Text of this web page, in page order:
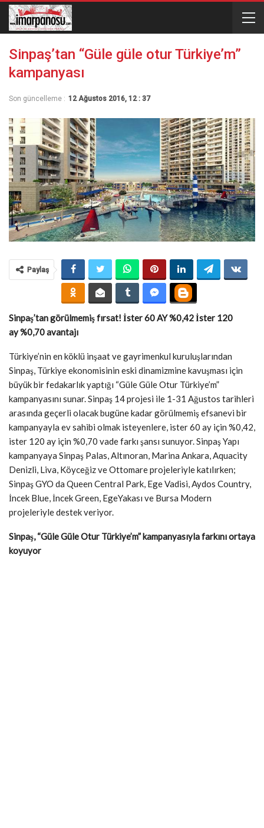
Sinpaş’tan “Güle güle otur Türkiye’m”
kampanyası
Son güncelleme : 12 Ağustos 2016, 12 : 37
Paylaş
Sinpaş’tan görülmemiş fırsat! İster 60 AY %0,42 İster 120
ay %0,70 avantajı
Türkiye’nin en köklü inşaat ve gayrimenkul kuruluşlarından
Sinpaş, Türkiye ekonomisinin eski dinamizmine kavuşması için
büyük bir fedakarlık yaptığı “Güle Güle Otur Türkiye’m”
kampanyasını sunar. Sinpaş 14 projesi ile 1-31 Ağustos tarihleri
arasında geçerli olacak bugüne kadar görülmemiş efsanevi bir
kampanyayla ev sahibi olmak isteyenlere, ister 60 ay için %0,42,
ister 120 ay için %0,70 vade farkı şansı sunuyor. Sinpaş Yapı
kampanyaya Sinpaş Palas, Altınoran, Marina Ankara, Aquacity
Denizli, Liva, Köyceğiz ve Ottomare projeleriyle katılırken;
Sinpaş GYO da Queen Central Park, Ege Vadisi, Aydos Country,
İncek Blue, İncek Green, EgeYakası ve Bursa Modern
projeleriyle destek veriyor.
Sinpaş, “Güle Güle Otur Türkiye’m” kampanyasıyla farkını ortaya
koyuyor